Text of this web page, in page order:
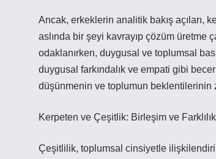
Ancak, erkeklerin analitik bakış açıları,
aslında bir şeyi kavrayıp çözüm üretme
odaklanırken, duygusal ve toplumsal
duygusal farkındalık ve empati gibi
düşünmenin ve toplumun beklentilerinin
Kerpeten ve Çeşitlik: Birleşim ve
Çeşitlilik, toplumsal cinsiyetle